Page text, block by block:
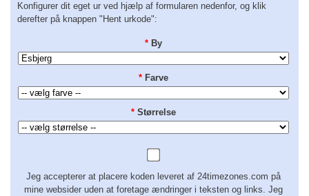
Konfigurer dit eget ur ved hjælp af formularen nedenfor, og klik
derefter på knappen "Hent urkode":
* By
* Farve
* Størrelse
Jeg accepterer at placere koden leveret af 24timezones.com på
mine websider uden at foretage ændringer i teksten og links. Jeg